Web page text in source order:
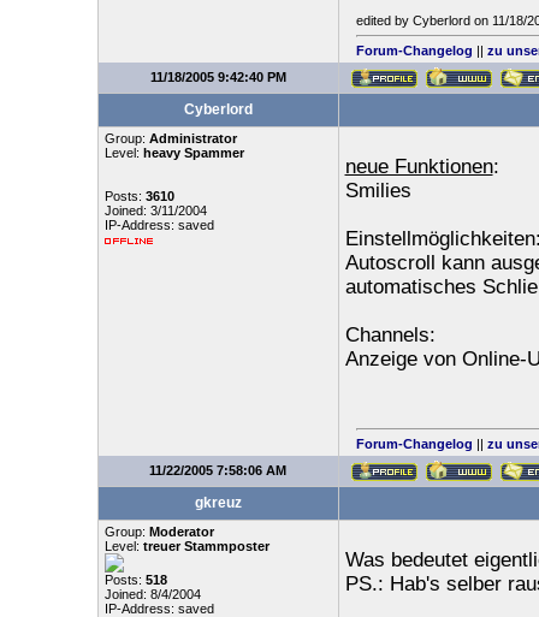
edited by Cyberlord on 11/18/
Forum-Changelog || zu
11/18/2005 9:42:40 PM
Cyberlord
Group: Administrator
Level: heavy Spammer
Posts: 3610
Joined: 3/11/2004
IP-Address: saved
neue Funktionen:
Smilies
Autoscroll kann
automatisches
Channels:
Anzeige von Online-
Forum-Changelog || zu
11/22/2005 7:58:06 AM
gkreuz
Group: Moderator
Level: treuer Stammposter
Posts: 518
Joined: 8/4/2004
IP-Address: saved
Was bedeutet
PS.: Hab's selber